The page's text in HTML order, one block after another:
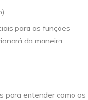
para as funções
da maneira
para entender como os